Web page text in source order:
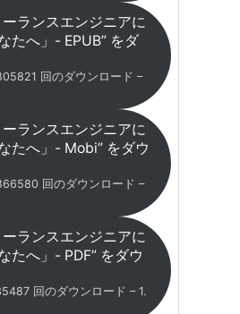
ランスエンジニアに
たへ」- EPUB” をダ
回のダウンロード –
ランスエンジニアに
たへ」- Mobi” をダウ
回のダウンロード –
ランスエンジニアに
たへ」- PDF” をダウ
回のダウンロード – 1.